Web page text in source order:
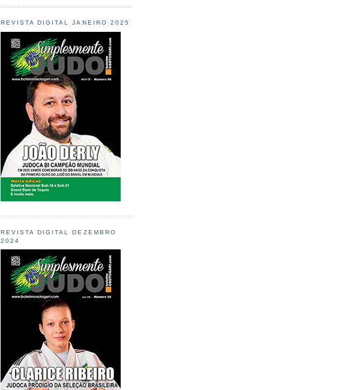
REVISTA DIGITAL JANEIRO 2025
REVISTA DIGITAL DEZEMBRO
2024